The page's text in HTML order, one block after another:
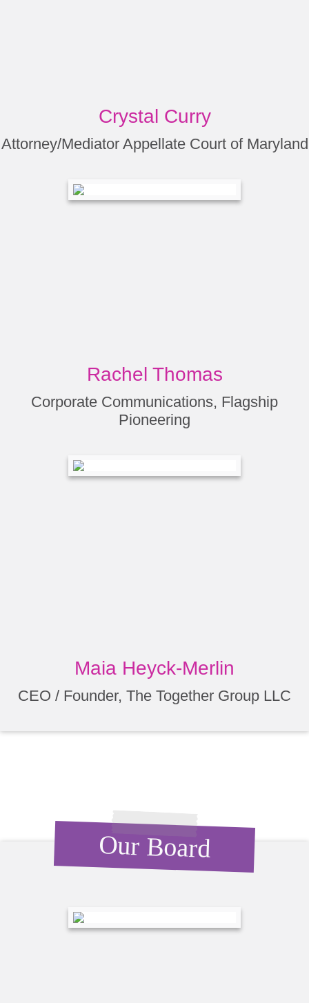
Crystal Curry
Attorney/Mediator Appellate Court of Maryland
Rachel Thomas
Corporate Communications, Flagship
Pioneering
Maia Heyck-Merlin
CEO / Founder, The Together Group LLC
Our Board